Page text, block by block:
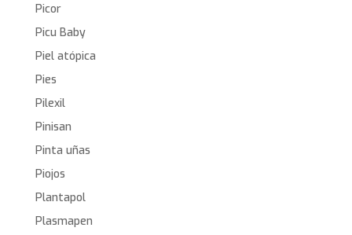
Picor
Picu Baby
Piel atópica
Pies
Pilexil
Pinisan
Pinta uñas
Piojos
Plantapol
Plasmapen